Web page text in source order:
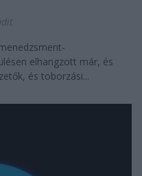
elhangzott már, és
és toborzási...